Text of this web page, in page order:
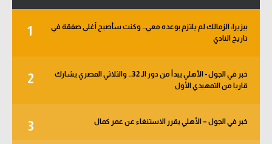
1
بيزيرا: الزمالك لم يلتزم بوعده معي.. وكنت سأصبح أغلى صفقة في
تاريخ النادي
2
خبر في الجول - الأهلي يبدأ من دور الـ 32.. والثلاثي المصري يشارك
قاريا من التمهيدي الأول
3 خبر في الجول – الأهلي يقرر الاستنغاء عن عمر كمال